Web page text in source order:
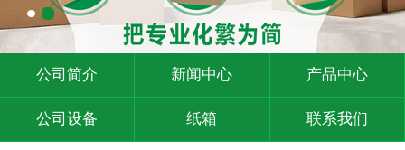
公司简介 新闻中心 产品中心
公司设备 纸箱 联系我们